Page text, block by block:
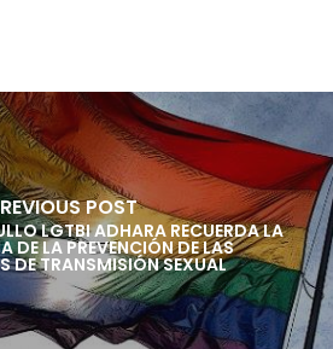
POST
LGTBI ADHARA RECUERDA LA
DE LA PREVENCIÓN DE LAS
DE TRANSMISIÓN SEXUAL